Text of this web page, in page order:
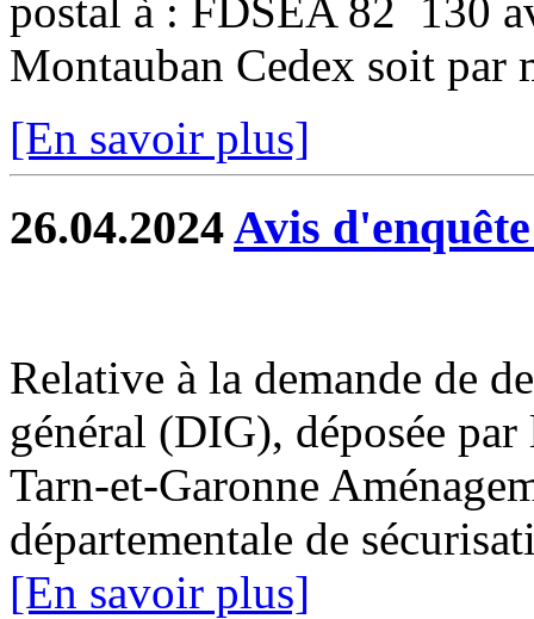
postal à : FDSEA 82 130
Montauban Cedex soit par
[En savoir plus]
26.04.2024Avis
Relative à la demande de
général (DIG), déposée
Tarn-et-Garonne
départementale de
[En savoir plus]